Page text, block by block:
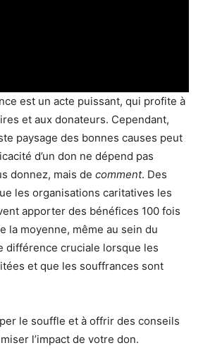
est un acte puissant, qui profite à
et aux donateurs. Cependant,
paysage des bonnes causes peut
d’un don ne dépend pas
donnez, mais de comment. Des
les organisations caritatives les
apporter des bénéfices 100 fois
la moyenne, même au sein du
différence cruciale lorsque les
et que les souffrances sont
le souffle et à offrir des conseils
l’impact de votre don.